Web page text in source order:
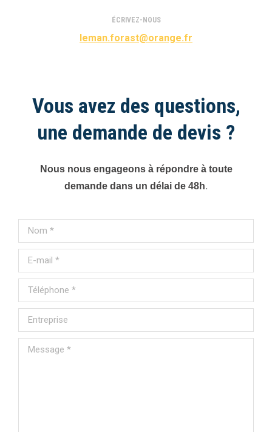
ÉCRIVEZ-NOUS
leman.forast@orange.fr
Vous avez des questions,
une demande de devis ?
Nous nous engageons à répondre à toute
demande dans un délai de 48h.
Nom *
E-mail *
Téléphone *
Entreprise
Message *